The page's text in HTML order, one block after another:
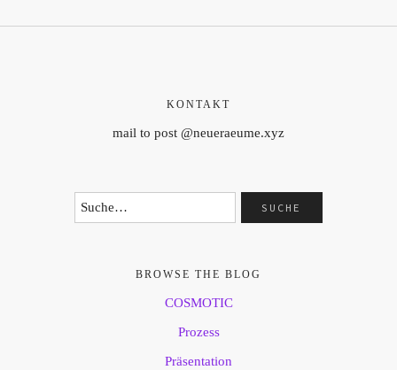
KONTAKT
mail to post @neueraeume.xyz
BROWSE THE BLOG
COSMOTIC
Prozess
Präsentation